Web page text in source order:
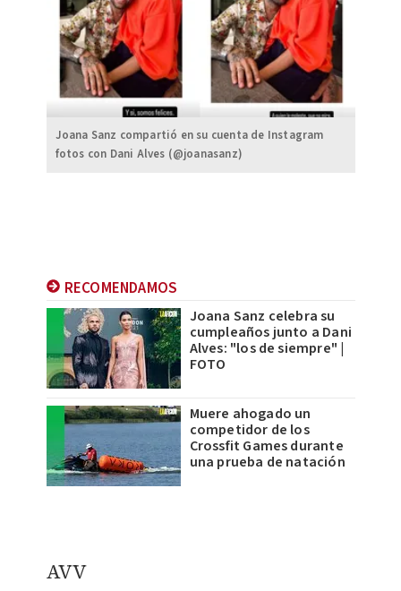
Joana Sanz compartió en su cuenta de Instagram
fotos con Dani Alves (@joanasanz)
RECOMENDAMOS
Joana Sanz celebra su
cumpleaños junto a Dani
Alves: "los de siempre" |
FOTO
Muere ahogado un
competidor de los
Crossfit Games durante
una prueba de natación
AVV